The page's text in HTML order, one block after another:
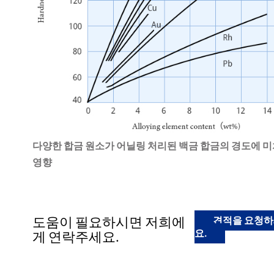
다양한 합금 원소가 어닐링 처리된 백금 합금의 경도에
영향
도움이 필요하시면 저희에
게 연락주세요.
견적을 요청
요.